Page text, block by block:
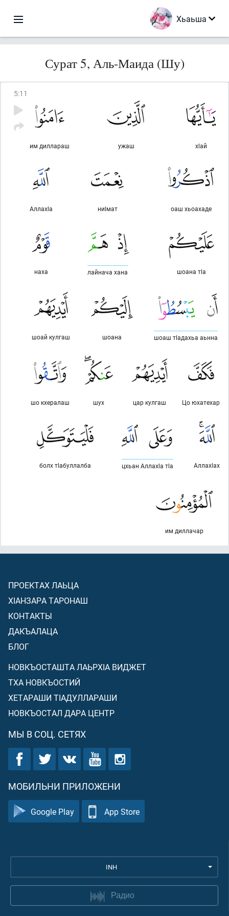
Хьаьша
Сурат 5, Аль-Маида (Шу)
5:11
хlай
ужаш
им диллараш
оаш хьоахаде
ниlмат
Аллахlа
шоана тlа
лайнача хана
наха
шоаш тlадахьа аьнна
шоана
шоай кулгаш
Цо юхатехар
цар кулгаш
шух
шо кхералаш
Аллахlах
цхьан Аллахlа тlа
болх тlабуллалба
им диллачар
ПРОЕКТАХ ЛАЬЦА
ХIАНЗАРА ТАРОНАШ
КОНТАКТЫ
ДАКЪАЛАЦА
БЛОГ
НОВКЪОСТАШТА ЛАЬРХIА ВИДЖЕТ
ТХА НОВКЪОСТИЙ
ХЕТАРАШИ ТIАДУЛЛАРАШИ
НОВКЪОСТАЛ ДАРА ЦЕНТР
МЫ В СОЦ. СЕТЯХ
МОБИЛЬНИ ПРИЛОЖЕНИ
Google Play App Store
INH
Радио